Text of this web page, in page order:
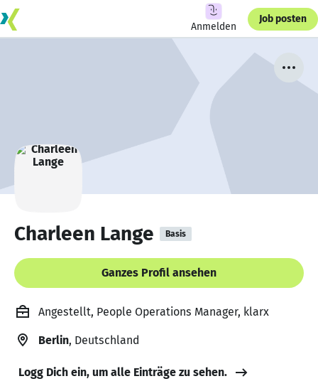
Anmelden
Job posten
Charleen Lange Basis
Ganzes Profil ansehen
Angestellt, People Operations Manager, klarx
Berlin, Deutschland
Logg Dich ein, um alle Einträge zu sehen.